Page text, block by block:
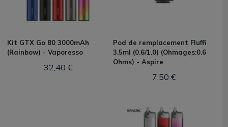
Kit GTX Go 80 3000mAh
(Rainbow) - Vaporesso
32,40 €
Pod de remplacement Fluffi
3.5ml (0.6/1.0) (Ohmages:0.6
Ohms) - Aspire
7,50 €